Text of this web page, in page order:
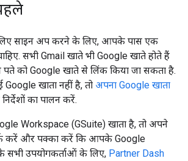
लिए साइन अप करने के लिए, आपके पास एक
सभी Gmail खाते भी Google खाते होते हैं
पते को Google खाते से लिंक किया जा सकता है.
खाता नहीं है, तो अपना Google खाता
का पालन करें.
Workspace (GSuite) खाता है, तो अपने
करें और पक्का करें कि आपके Google
सभी उपयोगकर्ताओं के लिए, Partner Dash